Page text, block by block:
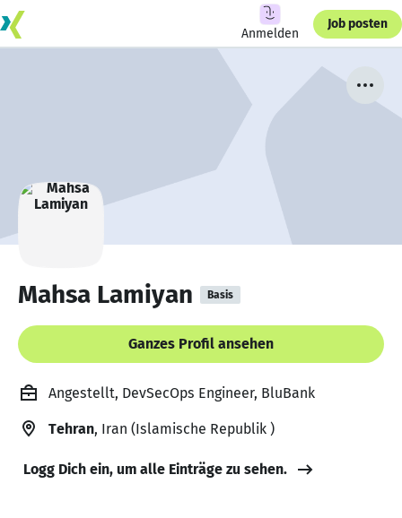
Anmelden
Job posten
Mahsa Lamiyan Basis
Ganzes Profil ansehen
Angestellt, DevSecOps Engineer, BluBank
Tehran, Iran (Islamische Republik )
Logg Dich ein, um alle Einträge zu sehen.